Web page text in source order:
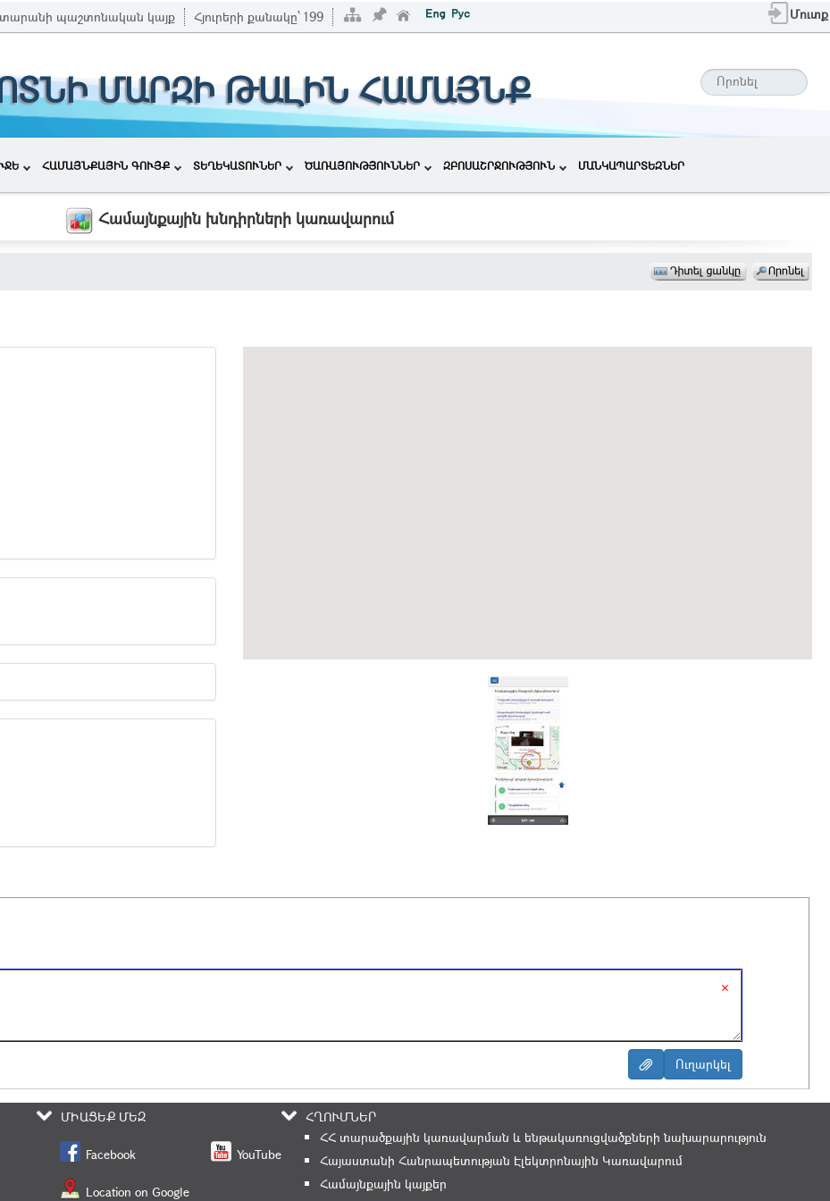
պաշտոնական կայք Հյուրերի քանակը՝ 199 Մուտք
ՄԱՐԶԻ ԹԱԼԻՆ ՀԱՄԱՅՆՔ
ՀԱՄԱՅՆՔԱՅԻՆ ԳՈՒՅՔ ՏԵՂԵԿԱՏՈՒՆԵՐ ԾԱՌԱՅՈՒԹՅՈՒՆՆԵՐ ԶԲՈՍԱՇՐՋՈՒԹՅՈՒՆ ՄԱՆԿԱՊԱՐՏԵԶՆԵՐ
Համայնքային խնդիրների կառավարում
×
ՄԻԱՑԵՔ ՄԵԶ
ՀՂՈՒՄՆԵՐ
Facebook
Location on Google
YouTube
ՀՀ տարածքային կառավարման և ենթակառուցվածքների նախարարություն
Հայաստանի Հանրապետության Էլեկտրոնային Կառավարում
Համայնքային կայքեր